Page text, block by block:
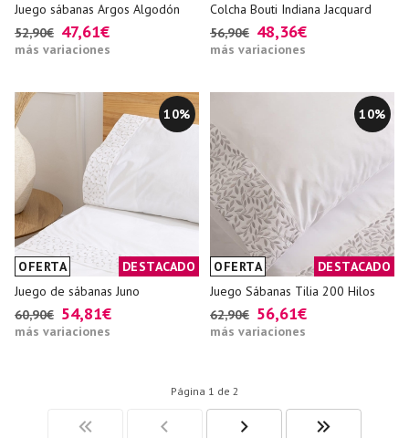
Juego sábanas Argos Algodón
52,90€ 47,61€
más variaciones
Colcha Bouti Indiana Jacquard
56,90€ 48,36€
más variaciones
10%
OFERTA
DESTACADO
Juego de sábanas Juno
60,90€ 54,81€
más variaciones
10%
OFERTA
DESTACADO
Juego Sábanas Tilia 200 Hilos
62,90€ 56,61€
más variaciones
Página 1 de 2